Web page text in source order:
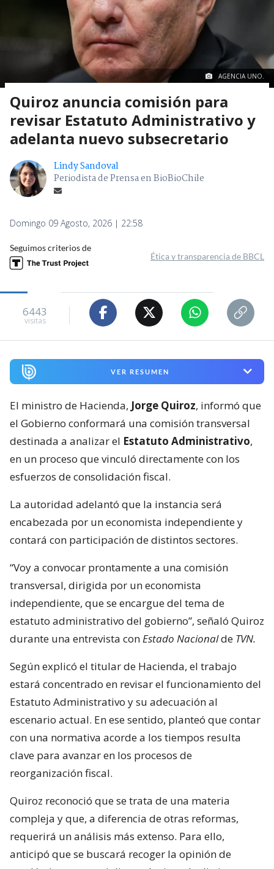
AGENCIA UNO.
Quiroz anuncia comisión para
revisar Estatuto Administrativo y
adelanta nuevo subsecretario
Lindy Sandoval
Periodista de Prensa en BioBioChile
Domingo 09 Agosto, 2026 | 22:58
Seguimos criterios de
Ética y transparencia de BBCL
6443
visitas
VER RESUMEN
El ministro de Hacienda, Jorge Quiroz, informó que
el Gobierno conformará una comisión transversal
destinada a analizar el Estatuto Administrativo,
en un proceso que vinculó directamente con los
esfuerzos de consolidación fiscal.
La autoridad adelantó que la instancia será
encabezada por un economista independiente y
contará con participación de distintos sectores.
“Voy a convocar prontamente a una comisión
transversal, dirigida por un economista
independiente, que se encargue del tema de
estatuto administrativo del gobierno”, señaló Quiroz
durante una entrevista con Estado Nacionalde TVN.
Según explicó el titular de Hacienda, el trabajo
estará concentrado en revisar el funcionamiento del
Estatuto Administrativo y su adecuación al
escenario actual. En ese sentido, planteó que contar
con una normativa acorde a los tiempos resulta
clave para avanzar en los procesos de
reorganización fiscal.
Quiroz reconoció que se trata de una materia
compleja y que, a diferencia de otras reformas,
requerirá un análisis más extenso. Para ello,
anticipó que se buscará recoger la opinión de